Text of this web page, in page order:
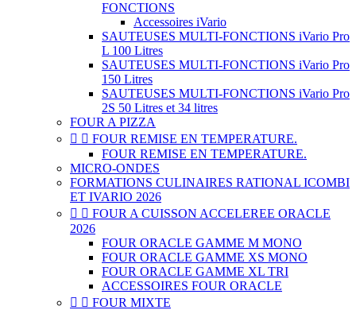
FONCTIONS
Accessoires iVario
SAUTEUSES MULTI-FONCTIONS iVario Pro
L 100 Litres
SAUTEUSES MULTI-FONCTIONS iVario Pro
150 Litres
SAUTEUSES MULTI-FONCTIONS iVario Pro
2S 50 Litres et 34 litres
FOUR A PIZZA
  FOUR REMISE EN TEMPERATURE.
FOUR REMISE EN TEMPERATURE.
MICRO-ONDES
FORMATIONS CULINAIRES RATIONAL ICOMBI
ET IVARIO 2026
  FOUR A CUISSON ACCELEREE ORACLE
2026
FOUR ORACLE GAMME M MONO
FOUR ORACLE GAMME XS MONO
FOUR ORACLE GAMME XL TRI
ACCESSOIRES FOUR ORACLE
  FOUR MIXTE